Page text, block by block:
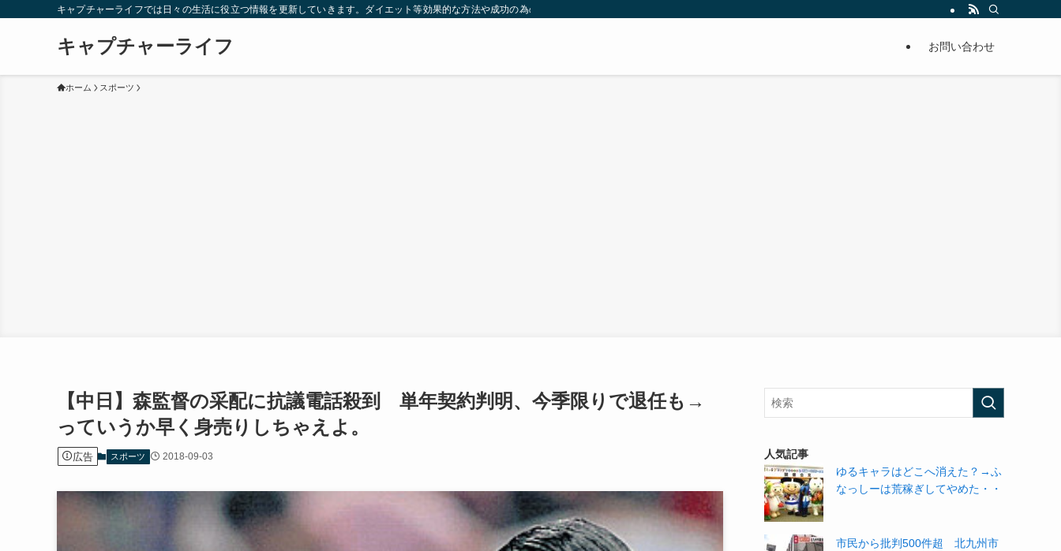
キャプチャーライフでは日々の生活に役立つ情報を更新していきます。ダイエット等効果的な方法や成功の為の秘訣等。太ったり悩んでいる方々が簡単に痩せることが出来るように分かりやすくまとめています。
キャプチャーライフ お問い合わせ
ホーム スポーツ
【中日】森監督の采配に抗議電話殺到 単年契約判明、今季限りで退任も→
っていうか早く身売りしちゃえよ。
広告 スポーツ 2018-09-03
人気記事
ゆるキャラはどこへ消えた？→ふ
なっしーは荒稼ぎしてやめた・・
市民から批判500件超 北九州市